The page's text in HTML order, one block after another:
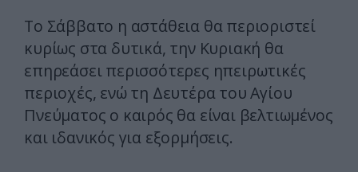
Το Σάββατο η αστάθεια θα περιοριστεί
κυρίως στα δυτικά, την Κυριακή θα
επηρεάσει περισσότερες ηπειρωτικές
περιοχές, ενώ τη Δευτέρα του Αγίου
Πνεύματος ο καιρός θα είναι βελτιωμένος
και ιδανικός για εξορμήσεις.